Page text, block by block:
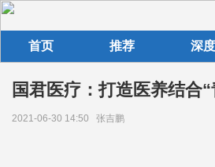
首页 推荐 深度
国君医疗：打造医养结合
2021-06-30 14:50 张吉鹏